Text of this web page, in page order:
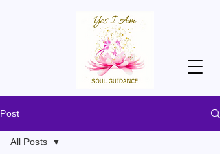
Post
All Posts